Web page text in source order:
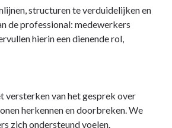
structuren te verduidelijken en
de professional: medewerkers
hierin een dienende rol,
versterken van het gesprek over
herkennen en doorbreken. We
zich ondersteund voelen.